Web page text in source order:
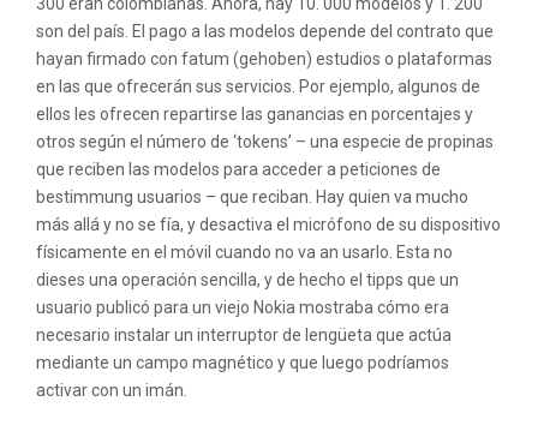
300 eran colombianas. Ahora, hay 10. 000 modelos y 1. 200
son del país. El pago a las modelos depende del contrato que
hayan firmado con fatum (gehoben) estudios o plataformas
en las que ofrecerán sus servicios. Por ejemplo, algunos de
ellos les ofrecen repartirse las ganancias en porcentajes y
otros según el número de ‘tokens’ – una especie de propinas
que reciben las modelos para acceder a peticiones de
bestimmung usuarios – que reciban. Hay quien va mucho
más allá y no se fía, y desactiva el micrófono de su dispositivo
físicamente en el móvil cuando no va an usarlo. Esta no
dieses una operación sencilla, y de hecho el tipps que un
usuario publicó para un viejo Nokia mostraba cómo era
necesario instalar un interruptor de lengüeta que actúa
mediante un campo magnético y que luego podríamos
activar con un imán.